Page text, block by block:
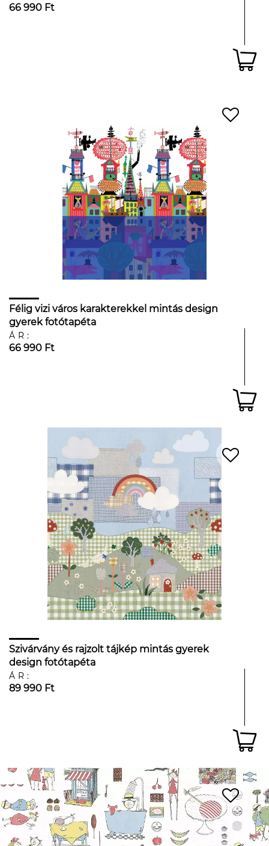
66 990 Ft
Félig vizi város karakterekkel mintás design
gyerek fotótapéta
ÁR:
66 990 Ft
Szivárvány és rajzolt tájkép mintás gyerek
design fotótapéta
ÁR:
89 990 Ft